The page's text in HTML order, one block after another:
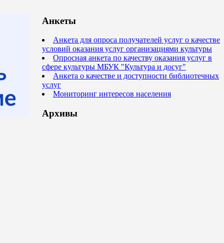
Анкеты
Анкета для опроса получателей услуг о качестве
условий оказания услуг организациями культуры
Опросная анкета по качеству оказания услуг в
сфере культуры МБУК "Культура и досуг"
Анкета о качестве и доступности библиотечных
услуг
Мониторинг интересов населения
Архивы